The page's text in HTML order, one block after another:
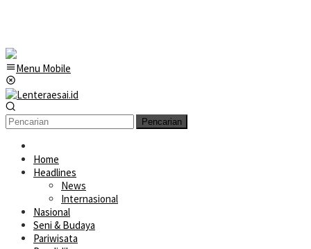
Menu Mobile
Pencarian
Home
Headlines
News
Internasional
Nasional
Seni & Budaya
Pariwisata